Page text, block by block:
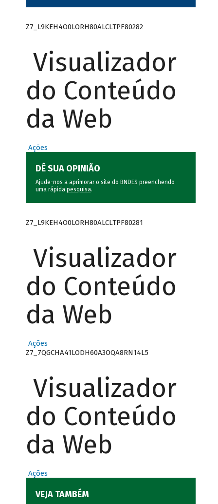
Z7_L9KEH4O0LORH80ALCLTPF80282
Visualizador
do Conteúdo
da Web
Ações
DÊ SUA OPINIÃO
Ajude-nos a aprimorar o site do BNDES preenchendo
uma rápida pesquisa.
Z7_L9KEH4O0LORH80ALCLTPF80281
Visualizador
do Conteúdo
da Web
Ações
Z7_7QGCHA41LODH60A3OQA8RN14L5
Visualizador
do Conteúdo
da Web
Ações
VEJA TAMBÉM